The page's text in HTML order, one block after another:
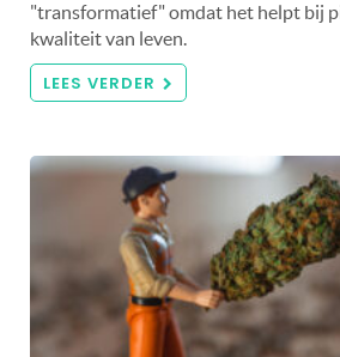
"transformatief" omdat het helpt bij
kwaliteit van leven.
LEES VERDER